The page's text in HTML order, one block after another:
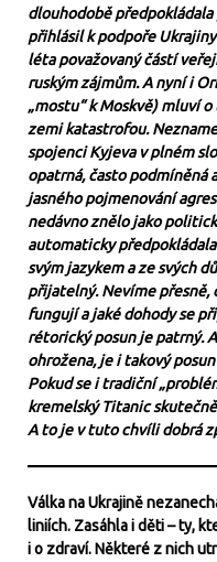
dlouhodobě
přihlásil k podpoře
léta považovaný částí
ruským zájmům. A nyní i
„mostu“ k Moskvě) mluví
zemi katastrofou.
spojenci Kyjeva v plném
opatrná, často podmíněná
jasného pojmenování
nedávno znělo jako
automaticky
svým jazykem a ze svých
přijatelný. Nevíme přesně,
fungují a jaké dohody se
rétorický posun je patrný.
ohrožena, je i takový
Pokud se i tradiční
kremelský Titanic
A to je v tuto chvíli dobrá
Válka na Ukrajině
liniích. Zasáhla i děti – ty,
i o zdraví. Některé z nich